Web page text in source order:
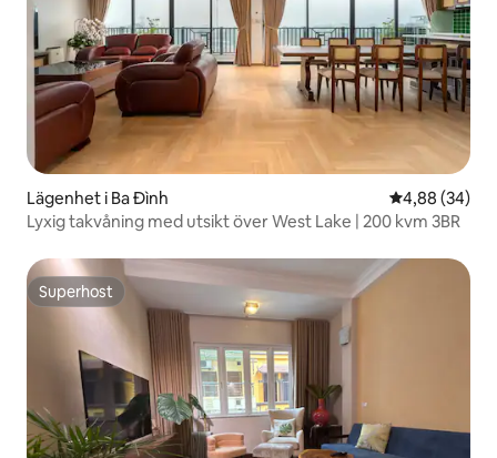
Lägenhet i Ba Đình 4,88 av 5 i
4,88 (34)
Lyxig takvåning med utsikt över West Lake | 200 kvm 3BR
Superhost
Superhost